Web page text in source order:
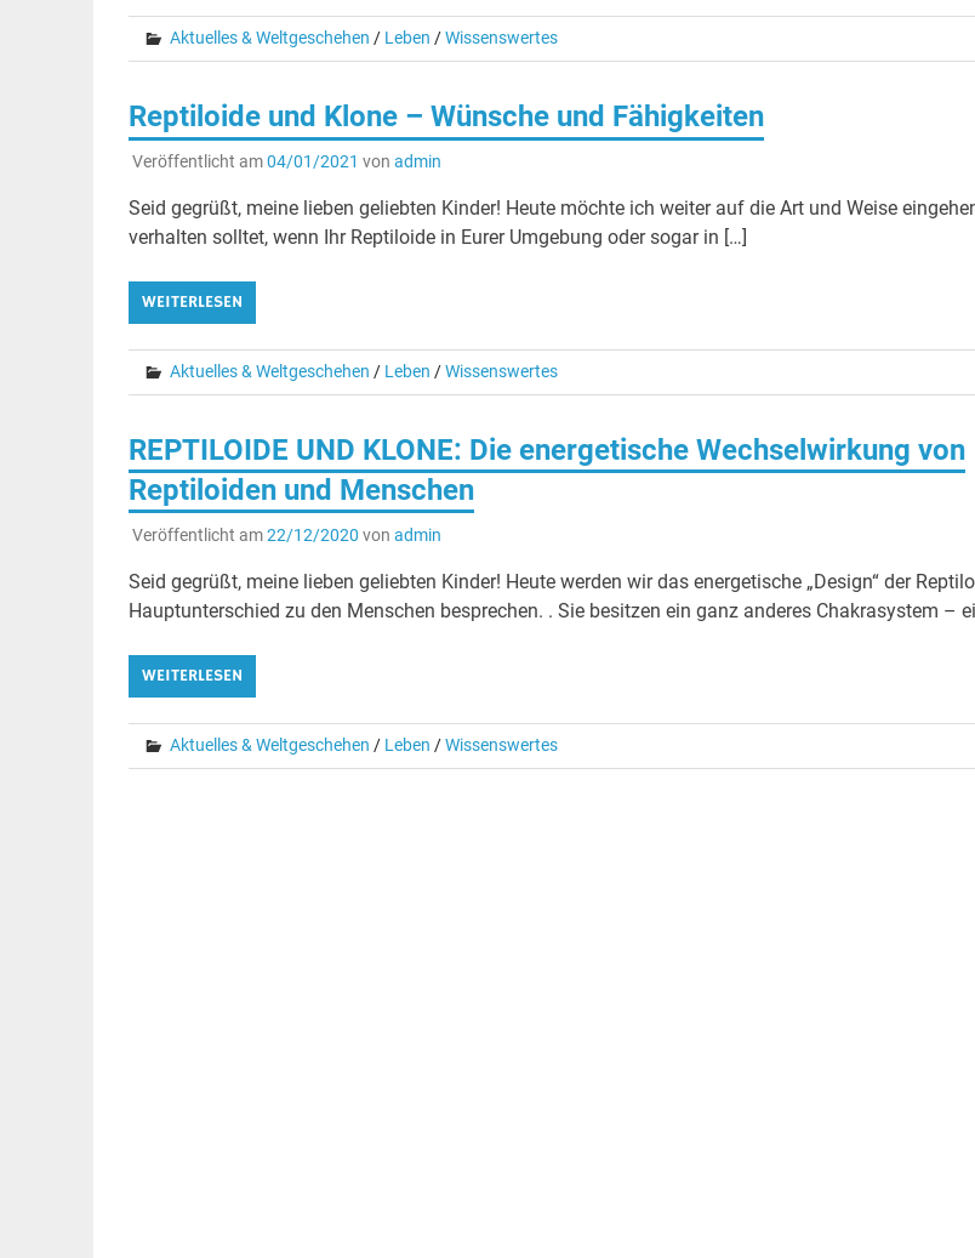
Aktuelles & Weltgeschehen / Leben /Wissenswertes
Reptiloide und Klone – Wünsche und Fähigkeiten
Veröffentlicht am04/01/2021 von admin
Seid gegrüßt, meine lieben geliebten Kinder! Heute möchte ich weiter auf die Art und Weise
verhalten solltet, wenn Ihr Reptiloide in Eurer Umgebung oder sogar in […]
WEITERLESEN
Aktuelles & Weltgeschehen / Leben /Wissenswertes
REPTILOIDE UND KLONE: Die energetische Wechselwirkung von
Reptiloiden und Menschen
Veröffentlicht am22/12/2020 von admin
Seid gegrüßt, meine lieben geliebten Kinder! Heute werden wir das energetische „Design“ der
Hauptunterschied zu den Menschen besprechen. . Sie besitzen ein ganz anderes Chakrasystem –
WEITERLESEN
Aktuelles & Weltgeschehen / Leben /Wissenswertes